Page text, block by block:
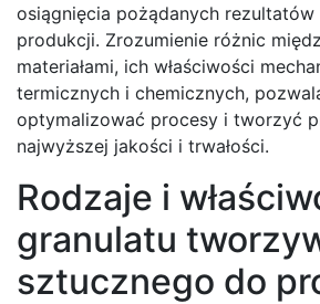
osiągnięcia pożądanych
produkcji. Zrozumienie różnic
materiałami, ich właściwości
termicznych i chemicznych,
optymalizować procesy i tworzyć
najwyższej jakości i trwałości.
Rodzaje i
granulatu
sztucznego do